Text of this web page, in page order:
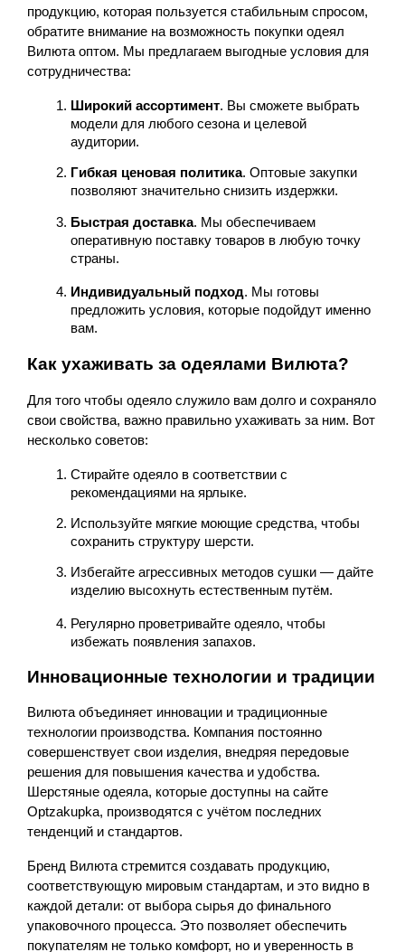
продукцию, которая пользуется стабильным спросом,
обратите внимание на возможность покупки одеял
Вилюта оптом. Мы предлагаем выгодные условия для
сотрудничества:
Широкий ассортимент. Вы сможете выбрать
модели для любого сезона и целевой
аудитории.
Гибкая ценовая политика. Оптовые закупки
позволяют значительно снизить издержки.
Быстрая доставка. Мы обеспечиваем
оперативную поставку товаров в любую точку
страны.
Индивидуальный подход. Мы готовы
предложить условия, которые подойдут именно
вам.
Как ухаживать за одеялами Вилюта?
Для того чтобы одеяло служило вам долго и сохраняло
свои свойства, важно правильно ухаживать за ним. Вот
несколько советов:
Стирайте одеяло в соответствии с
рекомендациями на ярлыке.
Используйте мягкие моющие средства, чтобы
сохранить структуру шерсти.
Избегайте агрессивных методов сушки — дайте
изделию высохнуть естественным путём.
Регулярно проветривайте одеяло, чтобы
избежать появления запахов.
Инновационные технологии и традиции
Вилюта объединяет инновации и традиционные
технологии производства. Компания постоянно
совершенствует свои изделия, внедряя передовые
решения для повышения качества и удобства.
Шерстяные одеяла, которые доступны на сайте
Optzakupka, производятся с учётом последних
тенденций и стандартов.
Бренд Вилюта стремится создавать продукцию,
соответствующую мировым стандартам, и это видно в
каждой детали: от выбора сырья до финального
упаковочного процесса. Это позволяет обеспечить
покупателям не только комфорт, но и уверенность в